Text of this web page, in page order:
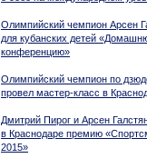
Олимпийский чемпион Арсен
для кубанских детей
конференцию»
Олимпийский чемпион по
провел мастер-класс в
Дмитрий Пирог и Арсен
в Краснодаре премию
2015»